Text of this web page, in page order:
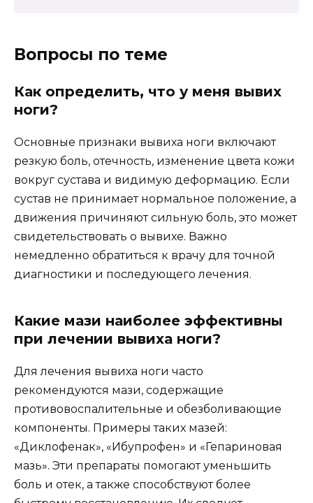
Вопросы по теме
Как определить, что у меня вывих
ноги?
Основные признаки вывиха ноги включают
резкую боль, отечность, изменение цвета кожи
вокруг сустава и видимую деформацию. Если
сустав не принимает нормальное положение, а
движения причиняют сильную боль, это может
свидетельствовать о вывихе. Важно
немедленно обратиться к врачу для точной
диагностики и последующего лечения.
Какие мази наиболее эффективны
при лечении вывиха ноги?
Для лечения вывиха ноги часто
рекомендуются мази, содержащие
противовоспалительные и обезболивающие
компоненты. Примеры таких мазей:
«Диклофенак», «Ибупрофен» и «Гепариновая
мазь». Эти препараты помогают уменьшить
боль и отек, а также способствуют более